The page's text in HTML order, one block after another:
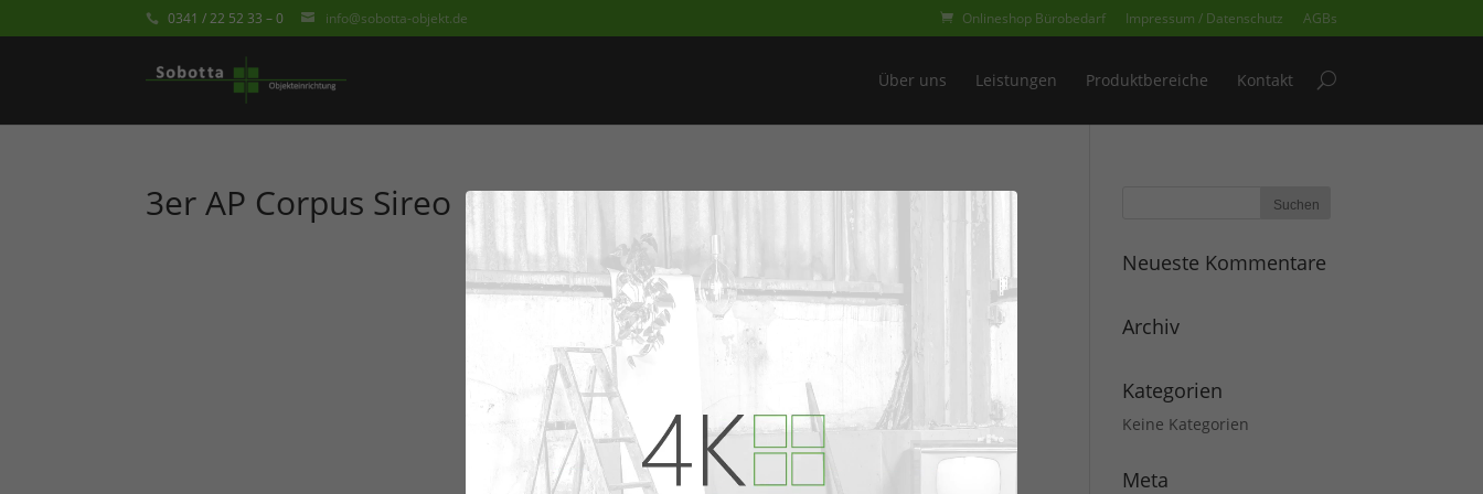
0341 / 22 52 33 – 0 info@sobotta-objekt.de Onlineshop Bürobedarf Impressum / Datenschutz AGBs
Über uns Leistungen Produktbereiche Kontakt
3er AP Corpus Sireo
Neueste Kommentare
Archiv
Kategorien
Keine Kategorien
Meta